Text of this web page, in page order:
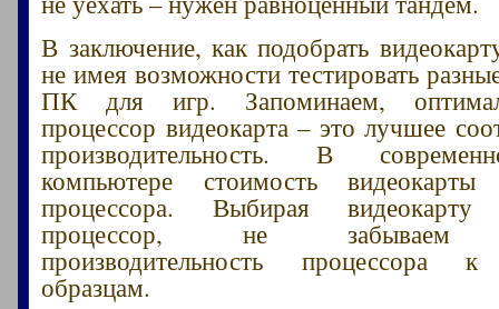
В заключение, как подобрать
не имея возможности тестировать
ПК для игр. Запоминаем,
процессор видеокарта – это лучшее
производительность. В
компьютере стоимость
процессора. Выбирая
процессор, не забываем
производительность процессора
образцам.